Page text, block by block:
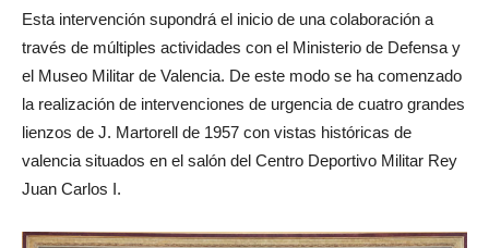
Esta intervención supondrá el inicio de una colaboración a
través de múltiples actividades con el Ministerio de Defensa y
el Museo Militar de Valencia. De este modo se ha comenzado
la realización de intervenciones de urgencia de cuatro grandes
lienzos de J. Martorell de 1957 con vistas históricas de
valencia situados en el salón del Centro Deportivo Militar Rey
Juan Carlos I.